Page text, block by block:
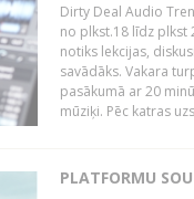
Dirty Deal Audio
no plkst.18 līdz plkst
notiks lekcijas,
savādāks. Vakara
pasākumā ar 20
mūziķi. Pēc katras
PLATFORMU